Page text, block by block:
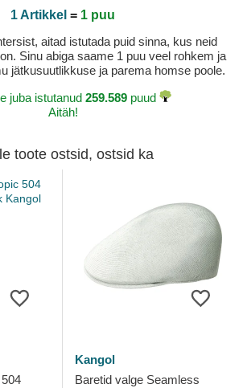
1 Artikkel = 1 puu
aitad istutada puid sinna, kus neid
Sinu abiga saame 1 puu veel rohkem ja
jätkusuutlikkuse ja parema homse poole.
juba istutanud 259.589 puud
Aitäh!
toote ostsid, ostsid ka
Kangol
Baretid valge Seamless